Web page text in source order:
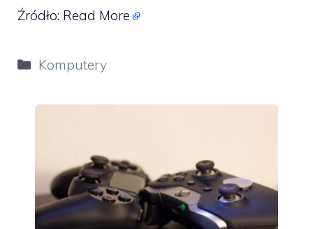
Źródło: Read More
Kategorie
Komputery